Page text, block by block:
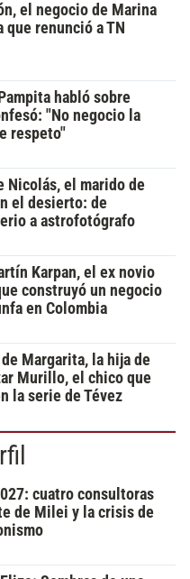
el negocio de Marina
renunció a TN
habló sobre
"No negocio la
respeto"
Nicolás, el marido de
el desierto: de
a astrofotógrafo
Karpan, el ex novio
construyó un negocio
en Colombia
Margarita, la hija de
Murillo, el chico que
la serie de Tévez
cuatro consultoras
de Milei y la crisis de